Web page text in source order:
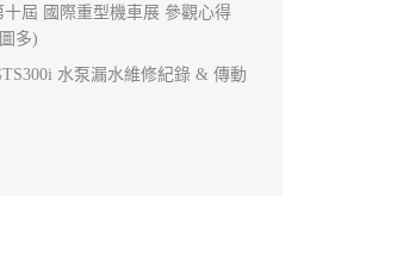
十屆 國際重型機車展 參觀心得
多)
水泵漏水維修紀錄 & 傳動